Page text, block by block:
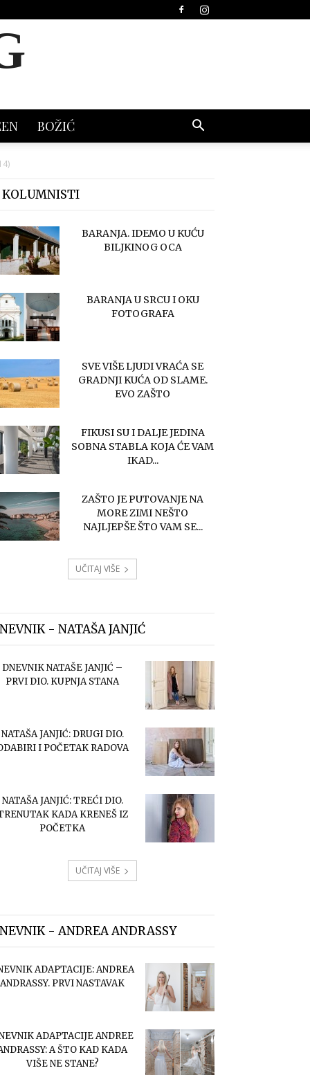
BOŽIĆ
KOLUMNISTI
BARANJA. IDEMO U KUĆU
BILJKINOG OCA
BARANJA U SRCU I OKU
FOTOGRAFA
SVE VIŠE LJUDI VRAĆA SE
GRADNJI KUĆA OD SLAME.
EVO ZAŠTO
FIKUSI SU I DALJE JEDINA
SOBNA STABLA KOJA ĆE VAM
IKAD...
ZAŠTO JE PUTOVANJE NA
MORE ZIMI NEŠTO
NAJLJEPŠE ŠTO VAM SE...
UČITAJ VIŠE
- NATAŠA JANJIĆ
DNEVNIK NATAŠE JANJIĆ –
PRVI DIO. KUPNJA STANA
NATAŠA JANJIĆ: DRUGI DIO.
I POČETAK RADOVA
NATAŠA JANJIĆ: TREĆI DIO.
KADA KRENEŠ IZ
POČETKA
UČITAJ VIŠE
- ANDREA ANDRASSY
ADAPTACIJE: ANDREA
ANDRASSY. PRVI NASTAVAK
ADAPTACIJE ANDREE
A ŠTO KAD KADA
VIŠE NE STANE?